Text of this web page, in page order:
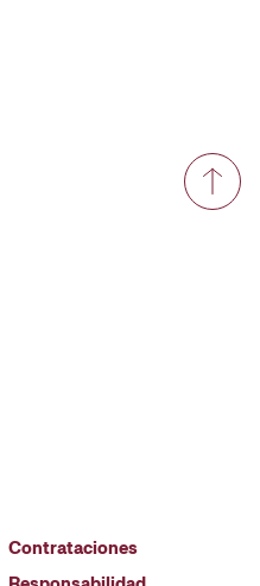
Contrataciones